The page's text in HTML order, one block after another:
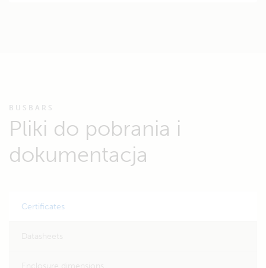
BUSBARS
Pliki do pobrania i
dokumentacja
Certificates